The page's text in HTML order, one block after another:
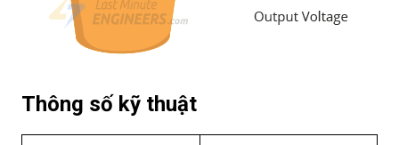
Thông số kỹ thuật